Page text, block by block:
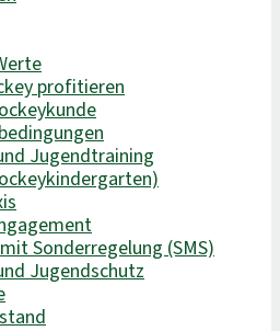
profitieren
Jugendtraining
Sonderregelung (SMS)
Jugendschutz